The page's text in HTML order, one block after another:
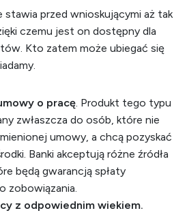
przed wnioskującymi aż tak
czemu jest on dostępny dla
Kto zatem może ubiegać się
o pracę. Produkt tego typu
zwłaszcza do osób, które nie
umowy, a chcą pozyskać
Banki akceptują różne źródła
będą gwarancją spłaty
zobowiązania.
z odpowiednim wiekiem.